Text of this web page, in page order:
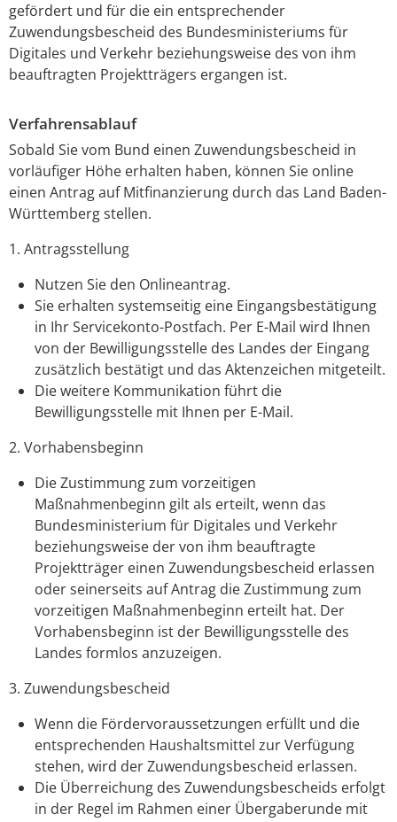
gefördert und für die ein entsprechender
Zuwendungsbescheid des Bundesministeriums für
Digitales und Verkehr beziehungsweise des von ihm
beauftragten Projektträgers ergangen ist.
Verfahrensablauf
Sobald Sie vom Bund einen Zuwendungsbescheid in
vorläufiger Höhe erhalten haben, können Sie online
einen Antrag auf Mitfinanzierung durch das Land Baden-
Württemberg stellen.
1. Antragsstellung
Nutzen Sie den Onlineantrag.
Sie erhalten systemseitig eine Eingangsbestätigung
in Ihr Servicekonto-Postfach. Per E-Mail wird Ihnen
von der Bewilligungsstelle des Landes der Eingang
zusätzlich bestätigt und das Aktenzeichen mitgeteilt.
Die weitere Kommunikation führt die
Bewilligungsstelle mit Ihnen per E-Mail.
2. Vorhabensbeginn
Die Zustimmung zum vorzeitigen
Maßnahmenbeginn gilt als erteilt, wenn das
Bundesministerium für Digitales und Verkehr
beziehungsweise der von ihm beauftragte
Projektträger einen Zuwendungsbescheid erlassen
oderseinerseits auf Antrag die Zustimmung zum
vorzeitigen Maßnahmenbeginn erteilt hat. Der
Vorhabensbeginn ist der Bewilligungsstelle des
Landes formlos anzuzeigen.
3. Zuwendungsbescheid
Wenn die Fördervoraussetzungen erfüllt und die
entsprechenden Haushaltsmittel zur Verfügung
stehen, wird der Zuwendungsbescheid erlassen.
Die Überreichung des Zuwendungsbescheids erfolgt
in der Regel im Rahmen einer Übergaberunde mit